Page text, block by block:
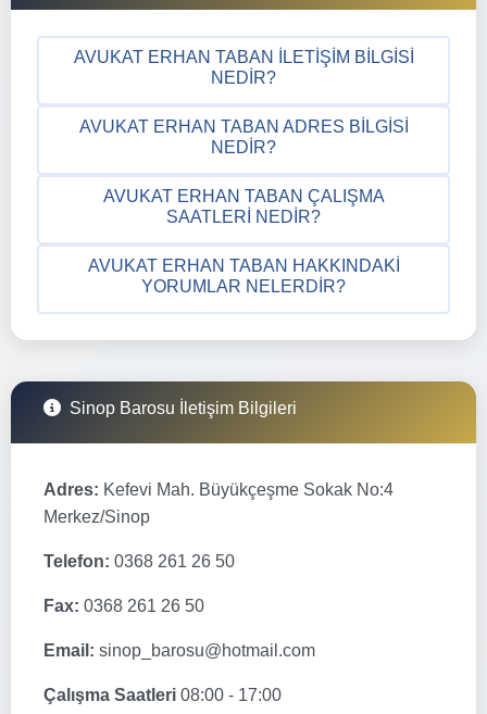
AVUKAT ERHAN TABAN İLETIŞIM BILGISI
NEDIR?
AVUKAT ERHAN TABAN ADRES BILGISI
NEDIR?
AVUKAT ERHAN TABAN ÇALIŞMA
SAATLERI NEDIR?
AVUKAT ERHAN TABAN HAKKINDAKI
YORUMLAR NELERDIR?
Sinop Barosu İletişim Bilgileri
Adres: Kefevi Mah. Büyükçeşme Sokak No:4
Merkez/Sinop
Telefon: 0368 261 26 50
Fax: 0368 261 26 50
Email: sinop_barosu@hotmail.com
Çalışma Saatleri 08:00 - 17:00